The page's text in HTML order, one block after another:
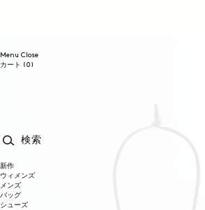
Menu Close
カート (0)
新作
ウィメンズ
メンズ
バッグ
シューズ